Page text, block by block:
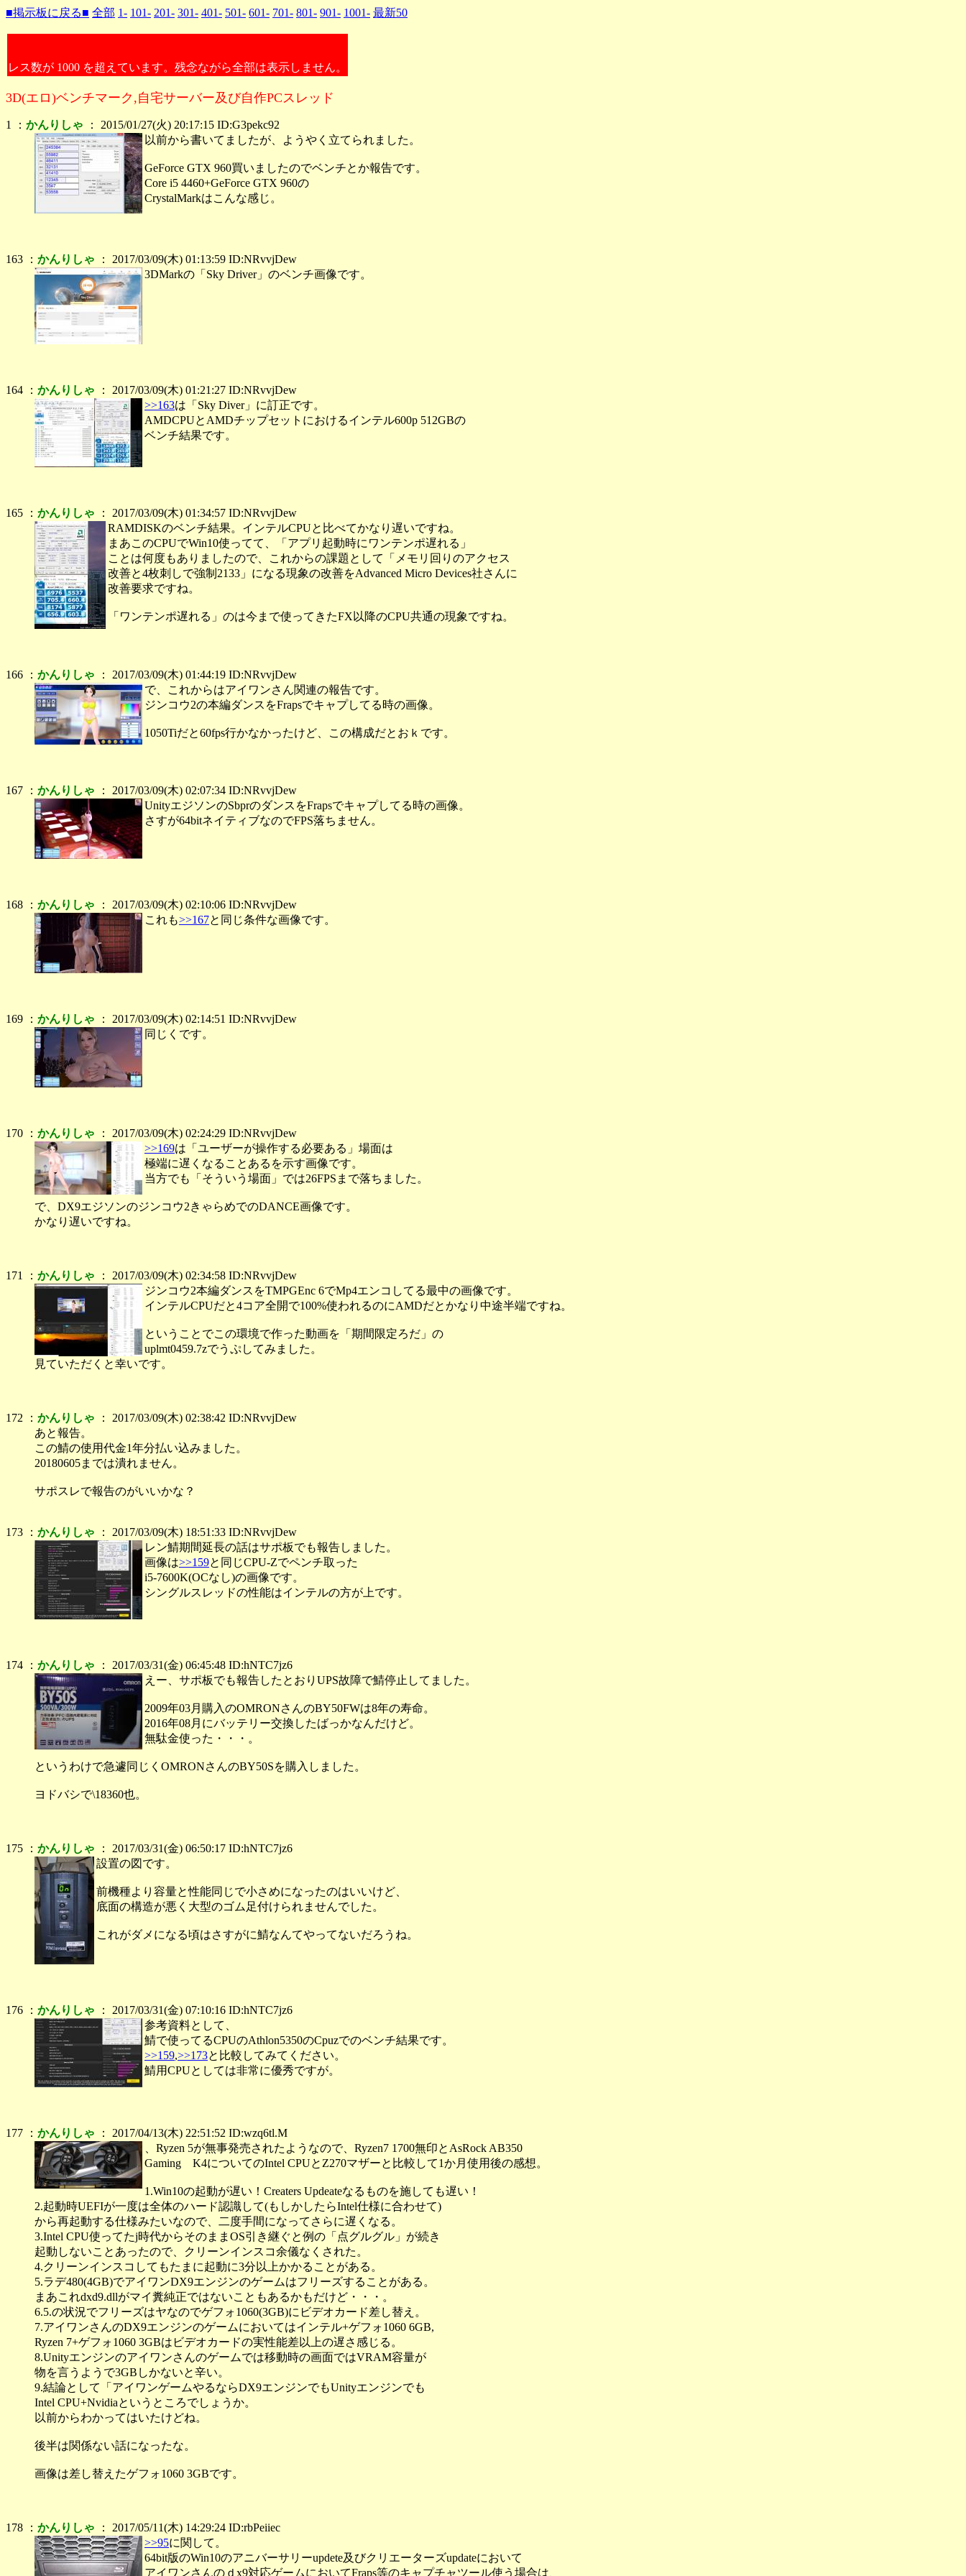
■掲示板に戻る■ 全部 1- 101- 201- 301- 401- 501- 601- 701- 801- 901- 1001- 最新50
レス数が 1000 を超えています。残念ながら全部は表示しません。
3D(エロ)ベンチマーク,自宅サーバー及び自作PCスレッド
1 ： かんりしゃ ： 2015/01/27(火) 20:17:15 ID:G3pekc92
以前から書いてましたが、ようやく立てられました。
GeForce GTX 960買いましたのでベンチとか報告です。
Core i5 4460+GeForce GTX 960の
CrystalMarkはこんな感じ。
163 ： かんりしゃ ： 2017/03/09(木) 01:13:59 ID:NRvvjDew
3DMarkの「Sky Driver」のベンチ画像です。
164 ： かんりしゃ ： 2017/03/09(木) 01:21:27 ID:NRvvjDew
>>163は「Sky Diver」に訂正です。
AMDCPUとAMDチップセットにおけるインテル600p 512GBの
ベンチ結果です。
165 ： かんりしゃ ： 2017/03/09(木) 01:34:57 ID:NRvvjDew
RAMDISKのベンチ結果。インテルCPUと比べてかなり遅いですね。
まあこのCPUでWin10使ってて、「アプリ起動時にワンテンポ遅れる」
ことは何度もありましたので、これからの課題として「メモリ回りのアクセス
改善と4枚刺しで強制2133」になる現象の改善をAdvanced Micro Devices社さんに
改善要求ですね。
「ワンテンポ遅れる」のは今まで使ってきたFX以降のCPU共通の現象ですね。
166 ： かんりしゃ ： 2017/03/09(木) 01:44:19 ID:NRvvjDew
で、これからはアイワンさん関連の報告です。
ジンコウ2の本編ダンスをFrapsでキャプしてる時の画像。
1050Tiだと60fps行かなかったけど、この構成だとおｋです。
167 ： かんりしゃ ： 2017/03/09(木) 02:07:34 ID:NRvvjDew
UnityエジソンのSbprのダンスをFrapsでキャプしてる時の画像。
さすが64bitネイティブなのでFPS落ちません。
168 ： かんりしゃ ： 2017/03/09(木) 02:10:06 ID:NRvvjDew
これも>>167と同じ条件な画像です。
169 ： かんりしゃ ： 2017/03/09(木) 02:14:51 ID:NRvvjDew
同じくです。
170 ： かんりしゃ ： 2017/03/09(木) 02:24:29 ID:NRvvjDew
>>169は「ユーザーが操作する必要ある」場面は
極端に遅くなることあるを示す画像です。
当方でも「そういう場面」では26FPSまで落ちました。
で、DX9エジソンのジンコウ2きゃらめでのDANCE画像です。
かなり遅いですね。
171 ： かんりしゃ ： 2017/03/09(木) 02:34:58 ID:NRvvjDew
ジンコウ2本編ダンスをTMPGEnc 6でMp4エンコしてる最中の画像です。
インテルCPUだと4コア全開で100%使われるのにAMDだとかなり中途半端ですね。
ということでこの環境で作った動画を「期間限定ろだ」の
uplmt0459.7zでうぷしてみました。
見ていただくと幸いです。
172 ： かんりしゃ ： 2017/03/09(木) 02:38:42 ID:NRvvjDew
あと報告。
この鯖の使用代金1年分払い込みました。
20180605までは潰れません。
サポスレで報告のがいいかな？
173 ： かんりしゃ ： 2017/03/09(木) 18:51:33 ID:NRvvjDew
レン鯖期間延長の話はサポ板でも報告しました。
画像は>>159と同じCPU-Zでペンチ取った
i5-7600K(OCなし)の画像です。
シングルスレッドの性能はインテルの方が上です。
174 ： かんりしゃ ： 2017/03/31(金) 06:45:48 ID:hNTC7jz6
えー、サポ板でも報告したとおりUPS故障で鯖停止してました。
2009年03月購入のOMRONさんのBY50FWは8年の寿命。
2016年08月にバッテリー交換したばっかなんだけど。
無駄金使った・・・。
というわけで急遽同じくOMRONさんのBY50Sを購入しました。
ヨドバシで\18360也。
175 ： かんりしゃ ： 2017/03/31(金) 06:50:17 ID:hNTC7jz6
設置の図です。
前機種より容量と性能同じで小さめになったのはいいけど、
底面の構造が悪く大型のゴム足付けられませんでした。
これがダメになる頃はさすがに鯖なんてやってないだろうね。
176 ： かんりしゃ ： 2017/03/31(金) 07:10:16 ID:hNTC7jz6
参考資料として、
鯖で使ってるCPUのAthlon5350のCpuzでのベンチ結果です。
>>159,>>173と比較してみてください。
鯖用CPUとしては非常に優秀ですが。
177 ： かんりしゃ ： 2017/04/13(木) 22:51:52 ID:wzq6tl.M
、Ryzen 5が無事発売されたようなので、Ryzen7 1700無印とAsRock AB350
Gaming K4についてのIntel CPUとZ270マザーと比較して1か月使用後の感想。
1.Win10の起動が遅い！Creaters Updeateなるものを施しても遅い！
2.起動時UEFIが一度は全体のハード認識して(もしかしたらIntel仕様に合わせて)
から再起動する仕様みたいなので、二度手間になってさらに遅くなる。
3.Intel CPU使ってたj時代からそのままOS引き継ぐと例の「点グルグル」が続き
起動しないことあったので、クリーンインスコ余儀なくされた。
4.クリーンインスコしてもたまに起動に3分以上かかることがある。
5.ラデ480(4GB)でアイワンDX9エンジンのゲームはフリーズすることがある。
まあこれdxd9.dllがマイ糞純正ではないこともあるかもだけど・・・。
6.5.の状況でフリーズはヤなのでゲフォ1060(3GB)にビデオカード差し替え。
7.アイワンさんのDX9エンジンのゲームにおいてはインテル+ゲフォ1060 6GB,
Ryzen 7+ゲフォ1060 3GBはビデオカードの実性能差以上の遅さ感じる。
8.Unityエンジンのアイワンさんのゲームでは移動時の画面ではVRAM容量が
物を言うようで3GBしかないと辛い。
9.結論として「アイワンゲームやるならDX9エンジンでもUnityエンジンでも
Intel CPU+Nvidiaというところでしょうか。
以前からわかってはいたけどね。
後半は関係ない話になったな。
画像は差し替えたゲフォ1060 3GBです。
178 ： かんりしゃ ： 2017/05/11(木) 14:29:24 ID:rbPeiiec
>>95に関して。
64bit版のWin10のアニバーサリーupdete及びクリエーターズupdateにおいて
アイワンさんのｄx9対応ゲームにおいてFraps等のキャプチャツール使う場合は、